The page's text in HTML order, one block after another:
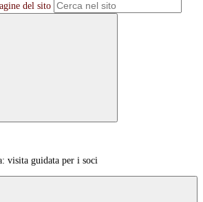
del sito
visita guidata per i soci